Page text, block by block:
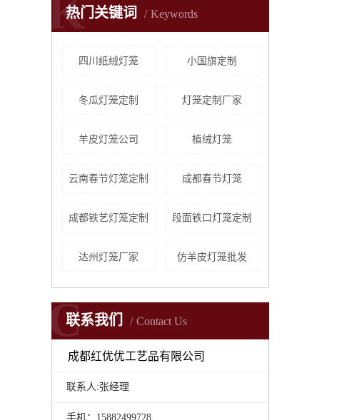
热门关键词 Keywords
K
四川纸绒灯笼 小国旗定制
冬瓜灯笼定制 灯笼定制厂家
羊皮灯笼公司 植绒灯笼
云南春节灯笼定制 成都春节灯笼
成都铁艺灯笼定制 段面铁口灯笼定制
达州灯笼厂家 仿羊皮灯笼批发
联系我们 Contact Us
C
成都红优优工艺品有限公司
联系人:张经理
手机：15882499728